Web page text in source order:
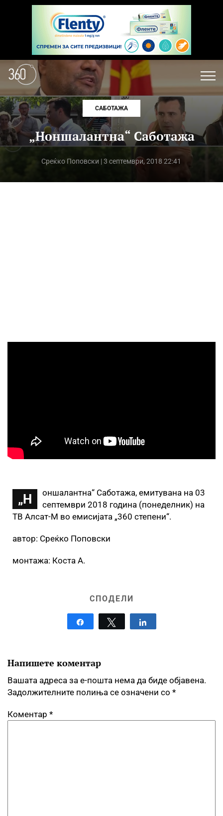
САБОТАЖА
„Ноншалантна“ Саботажа
Среќко Поповски | 3 септември, 2018 22:41
„Н
оншалантна“ Саботажа, емитувана на 03
септември 2018 година (понеделник) на
ТВ Алсат-М во емисијата „360 степени“.
автор: Среќко Поповски
монтажа: Коста А.
СПОДЕЛИ
Tweet
Напишете коментар
Вашата адреса за е-пошта нема да биде објавена.
Задолжителните полиња се означени со *
Коментар *